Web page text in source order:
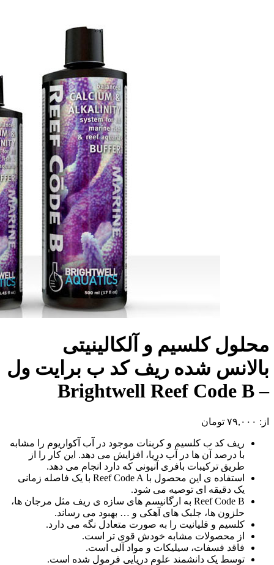
محلول کلسیم و آلکالینیتی
بالانس شده ریف کد ب برایت ول
– Brightwell Reef Code B
از: ۷۹,۰۰۰ تومان
ریف کد ب کلسیم و کربنات موجود در آب آکواریوم را مشابه
با درصد آن ها در آب دریا، افزایش می دهد. این کار را از
طریق ترکیبات بافری آنیونی که دارد انجام می دهد.
استفاده ی این محصول با Reef Code A با یک فاصله زمانی
یک دقیقه ای توصیه می شود.
Reef Code B به ارگانیسم های سازه ی ریف مثل مرجان ها،
حلزون ها، جلبک های آهکی و … بهبود می رساند.
کلسیم و قلیانیت را به صورت متعادل نگه می دارد.
از محصولات مشابه خودش قوی تر است.
فاقد فسفات، سیلیکات و مواد آلی است.
توسط یک دانشمند علوم دریایی فرمول شده است.